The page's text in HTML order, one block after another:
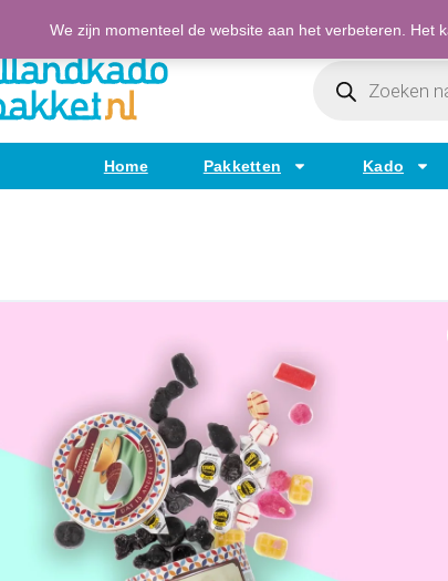
We zijn momenteel de website aan het verbeteren. Het
Hollandse producten
Producten
Home Pakketten Kado